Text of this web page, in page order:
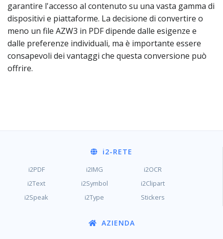
garantire l'accesso al contenuto su una vasta gamma di
dispositivi e piattaforme. La decisione di convertire o
meno un file AZW3 in PDF dipende dalle esigenze e
dalle preferenze individuali, ma è importante essere
consapevoli dei vantaggi che questa conversione può
offrire.
i2-RETE
i2PDF i2IMG
i2OCR
i2Text
i2Symbol
i2Clipart
i2Speak
i2Type Stickers
AZIENDA